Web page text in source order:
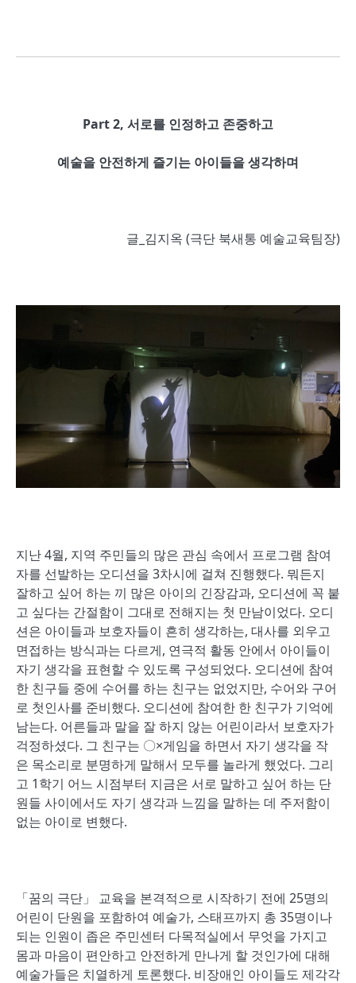
Part 2, 서로를 인정하고 존중하고
예술을 안전하게 즐기는 아이들을 생각하며
글_김지옥 (극단 북새통 예술교육팀장)
지난 4월, 지역 주민들의 많은 관심 속에서 프로그램 참여
자를 선발하는 오디션을 3차시에 걸쳐 진행했다. 뭐든지
잘하고 싶어 하는 끼 많은 아이의 긴장감과, 오디션에 꼭 붙
고 싶다는 간절함이 그대로 전해지는 첫 만남이었다. 오디
션은 아이들과 보호자들이 흔히 생각하는, 대사를 외우고
면접하는 방식과는 다르게, 연극적 활동 안에서 아이들이
자기 생각을 표현할 수 있도록 구성되었다. 오디션에 참여
한 친구들 중에 수어를 하는 친구는 없었지만, 수어와 구어
로 첫인사를 준비했다. 오디션에 참여한 한 친구가 기억에
남는다. 어른들과 말을 잘 하지 않는 어린이라서 보호자가
걱정하셨다. 그 친구는 〇×게임을 하면서 자기 생각을 작
은 목소리로 분명하게 말해서 모두를 놀라게 했었다. 그리
고 1학기 어느 시점부터 지금은 서로 말하고 싶어 하는 단
원들 사이에서도 자기 생각과 느낌을 말하는 데 주저함이
없는 아이로 변했다.
「꿈의 극단」 교육을 본격적으로 시작하기 전에 25명의
어린이 단원을 포함하여 예술가, 스태프까지 총 35명이나
되는 인원이 좁은 주민센터 다목적실에서 무엇을 가지고
몸과 마음이 편안하고 안전하게 만나게 할 것인가에 대해
예술가들은 치열하게 토론했다. 비장애인 아이들도 제각각